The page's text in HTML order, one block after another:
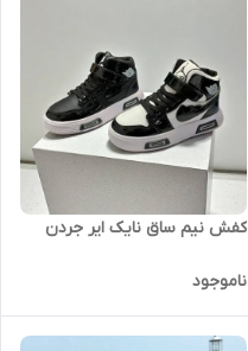
کفش نیم ساق نایک ایر جردن
ناموجود